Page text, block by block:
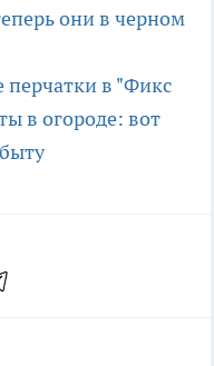
они в черном
перчатки в "Фикс
в огороде: вот